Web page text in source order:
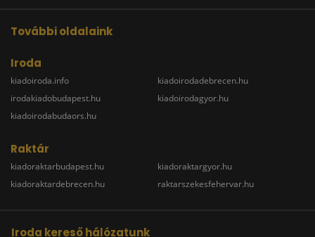
További oldalaink
Iroda
kiadoiroda.info
irodakiadobudapest.hu
kiadoirodabudaors.hu
kiadoirodadebrecen.hu
kiadoirodagyor.hu
Raktár
kiadoraktarbudapest.hu
kiadoraktardebrecen.hu
kiadoraktargyor.hu
raktarszekesfehervar.hu
Iroda kereső hálózatunk